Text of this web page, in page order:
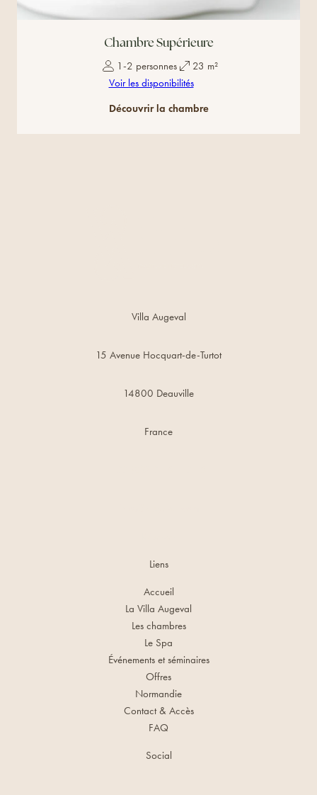
Chambre Supérieure
1-2 personnes
23 m²
Voir les disponibilités
Découvrir la chambre
Villa Augeval
15 Avenue Hocquart-de-Turtot
14800 Deauville
France
Liens
Accueil
La Villa Augeval
Les chambres
Le Spa
Événements et séminaires
Offres
Normandie
Contact & Accès
FAQ
Social